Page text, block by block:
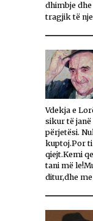
dhimbje
tragjik të
Vdekja e
sikur të
përjetësi.
kuptoj.Por ti
qiejt.Kemi
tani më
ditur,dhe